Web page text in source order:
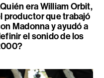
era William Orbit,
productor que trabajó
Madonna y ayudó a
el sonido de los